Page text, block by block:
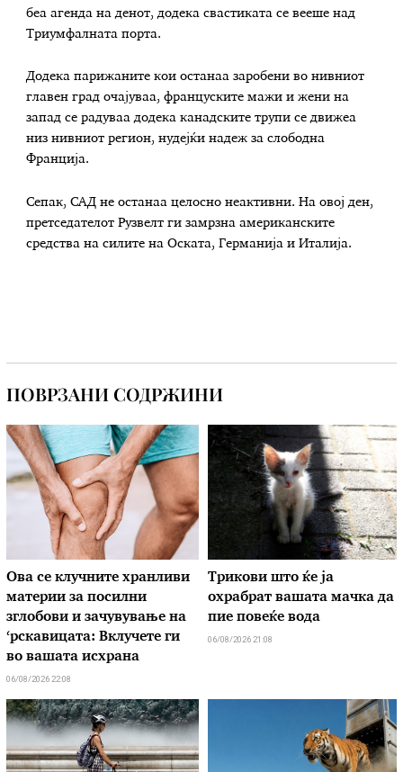
беа агенда на денот, додека свастиката се вееше над
Триумфалната порта.
Додека парижаните кои останаа заробени во нивниот
главен град очајуваа, француските мажи и жени на
запад се радуваа додека канадските трупи се движеа
низ нивниот регион, нудејќи надеж за слободна
Франција.
Сепак, САД не останаа целосно неактивни. На овој ден,
претседателот Рузвелт ги замрзна американските
средства на силите на Оската, Германија и Италија.
ПОВРЗАНИ СОДРЖИНИ
Ова се клучните хранливи
материи за посилни
зглобови и зачувување на
‘рскавицата: Вклучете ги
во вашата исхрана
06/08/2026 22:08
Трикови што ќе ја
охрабрат вашата мачка да
пие повеќе вода
06/08/2026 21:08